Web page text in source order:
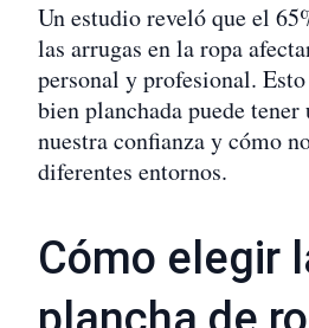
Un estudio reveló que el
las arrugas en la ropa
personal y profesional.
bien planchada puede
nuestra confianza y cómo
diferentes entornos.
Cómo elegir